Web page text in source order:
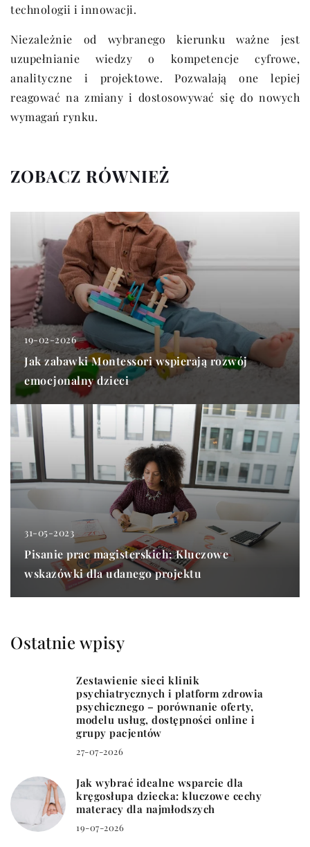
technologii i innowacji.
Niezależnie od wybranego kierunku ważne jest
uzupełnianie wiedzy o kompetencje cyfrowe,
analityczne i projektowe. Pozwalają one lepiej
reagować na zmiany i dostosowywać się do nowych
wymagań rynku.
ZOBACZ RÓWNIEŻ
19-02-2026
Jak zabawki Montessori wspierają rozwój
emocjonalny dzieci
31-05-2023
Pisanie prac magisterskich: Kluczowe
wskazówki dla udanego projektu
Ostatnie wpisy
Zestawienie sieci klinik
psychiatrycznych i platform zdrowia
psychicznego – porównanie oferty,
modelu usług, dostępności online i
grupy pacjentów
27-07-2026
Jak wybrać idealne wsparcie dla
kręgosłupa dziecka: kluczowe cechy
materacy dla najmłodszych
19-07-2026